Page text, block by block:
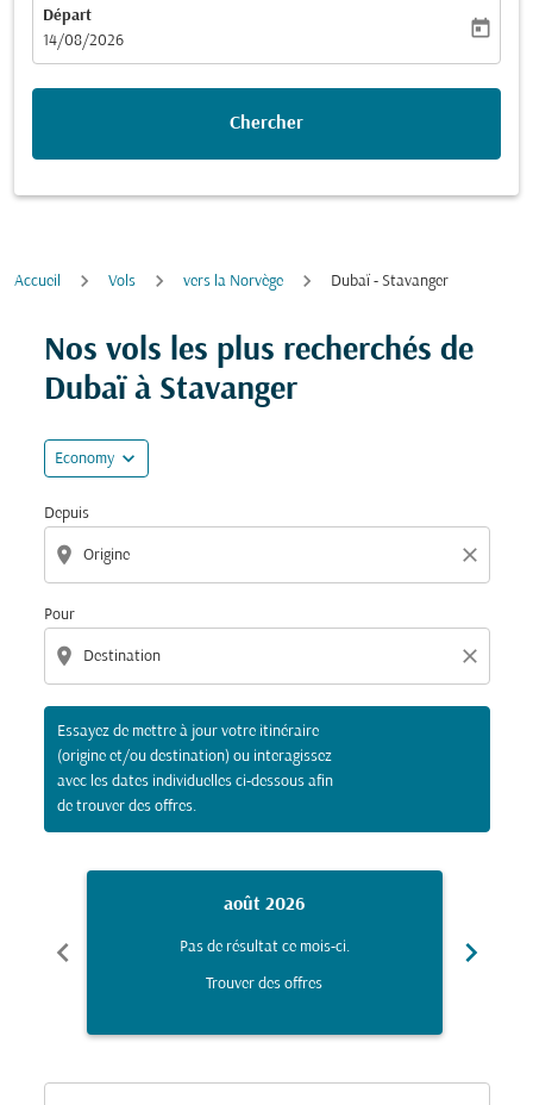
Départ
fc-booking-departure-date-aria-label
14/08/2026
today
Chercher
Accueil Vols vers la Norvège Dubaï - Stavanger
Nos vols les plus recherchés de
Dubaï à Stavanger
Economy expand_more
Depuis
location_on close
Pour
location_on close
Essayez de mettre à jour votre itinéraire
(origine et/ou destination) ou interagissez
avec les dates individuelles ci-dessous afin
de trouver des offres.
Essayez de mettre à jour votre itinéraire (origine et/
chevron_left
août 2026
Pas de résultat ce mois-ci.
Trouver des offres
chevron_right